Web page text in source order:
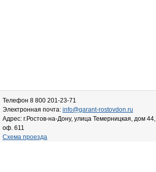
Телефон 8 800 201-23-71
Электронная почта: info@garant-rostovdon.ru
Адрес: г.Ростов-на-Дону, улица Темерницкая, дом 44,
оф. 611
Схема проезда